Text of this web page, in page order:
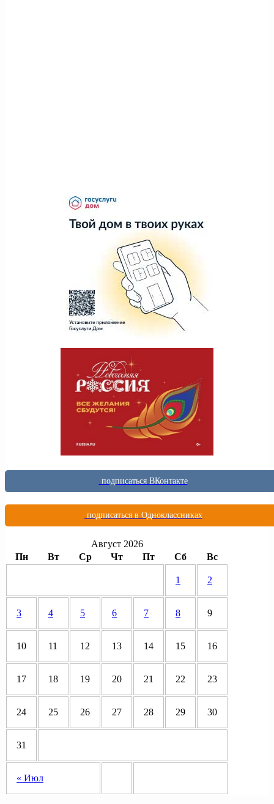
подписаться ВКонтакте
подписаться в Одноклассниках
Август 2026
Пн
Вт Ср Чт Пт Сб Вс
« Июл
1 2
3 4 5 6 7 8 9
10 11 12 13 14 15 16
17 18 19 20 21 22 23
24 25 26 27 28 29 30
31